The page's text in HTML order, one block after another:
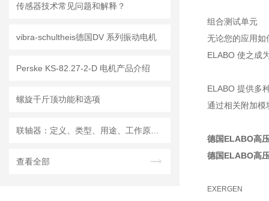
传感器技术常见问题和解释？
vibra-schultheis德国DV 系列振动电机
Perske KS-82.27-2-D 电机产品介绍
螺旋千斤顶功能和选项
查看全部
组合测试单元
无论您的应用如
ELABO 使之成
ELABO 提供多
通过相关附加模
德国ELABO高
德国ELABO高
EXERGEN